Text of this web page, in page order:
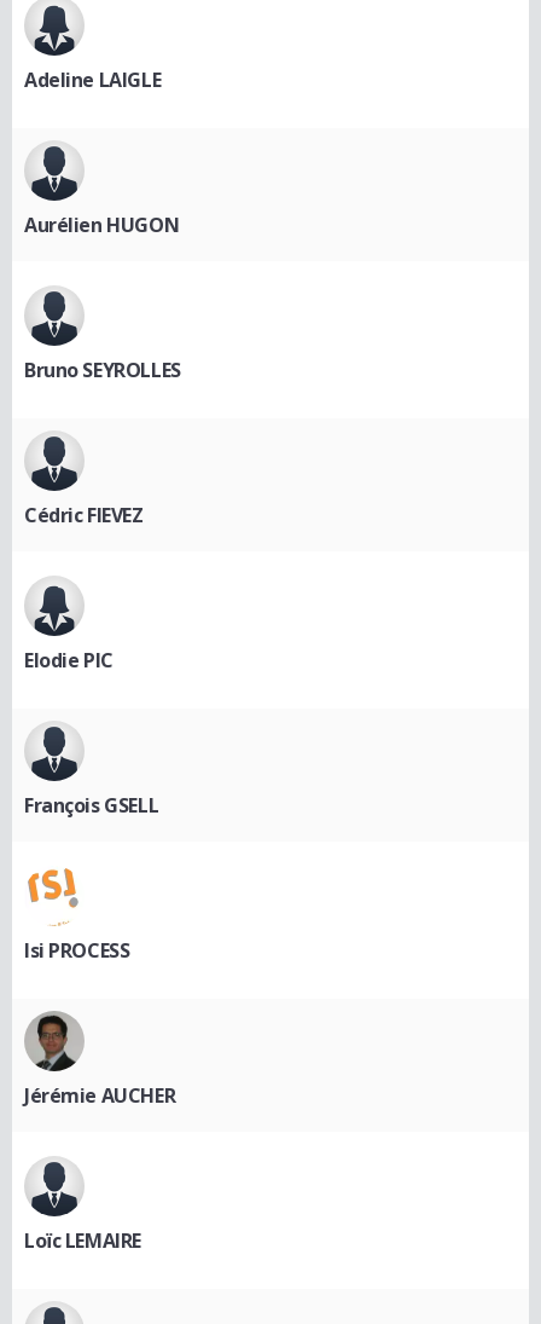
Adeline LAIGLE
Aurélien HUGON
Bruno SEYROLLES
Cédric FIEVEZ
Elodie PIC
François GSELL
Isi PROCESS
Jérémie AUCHER
Loïc LEMAIRE